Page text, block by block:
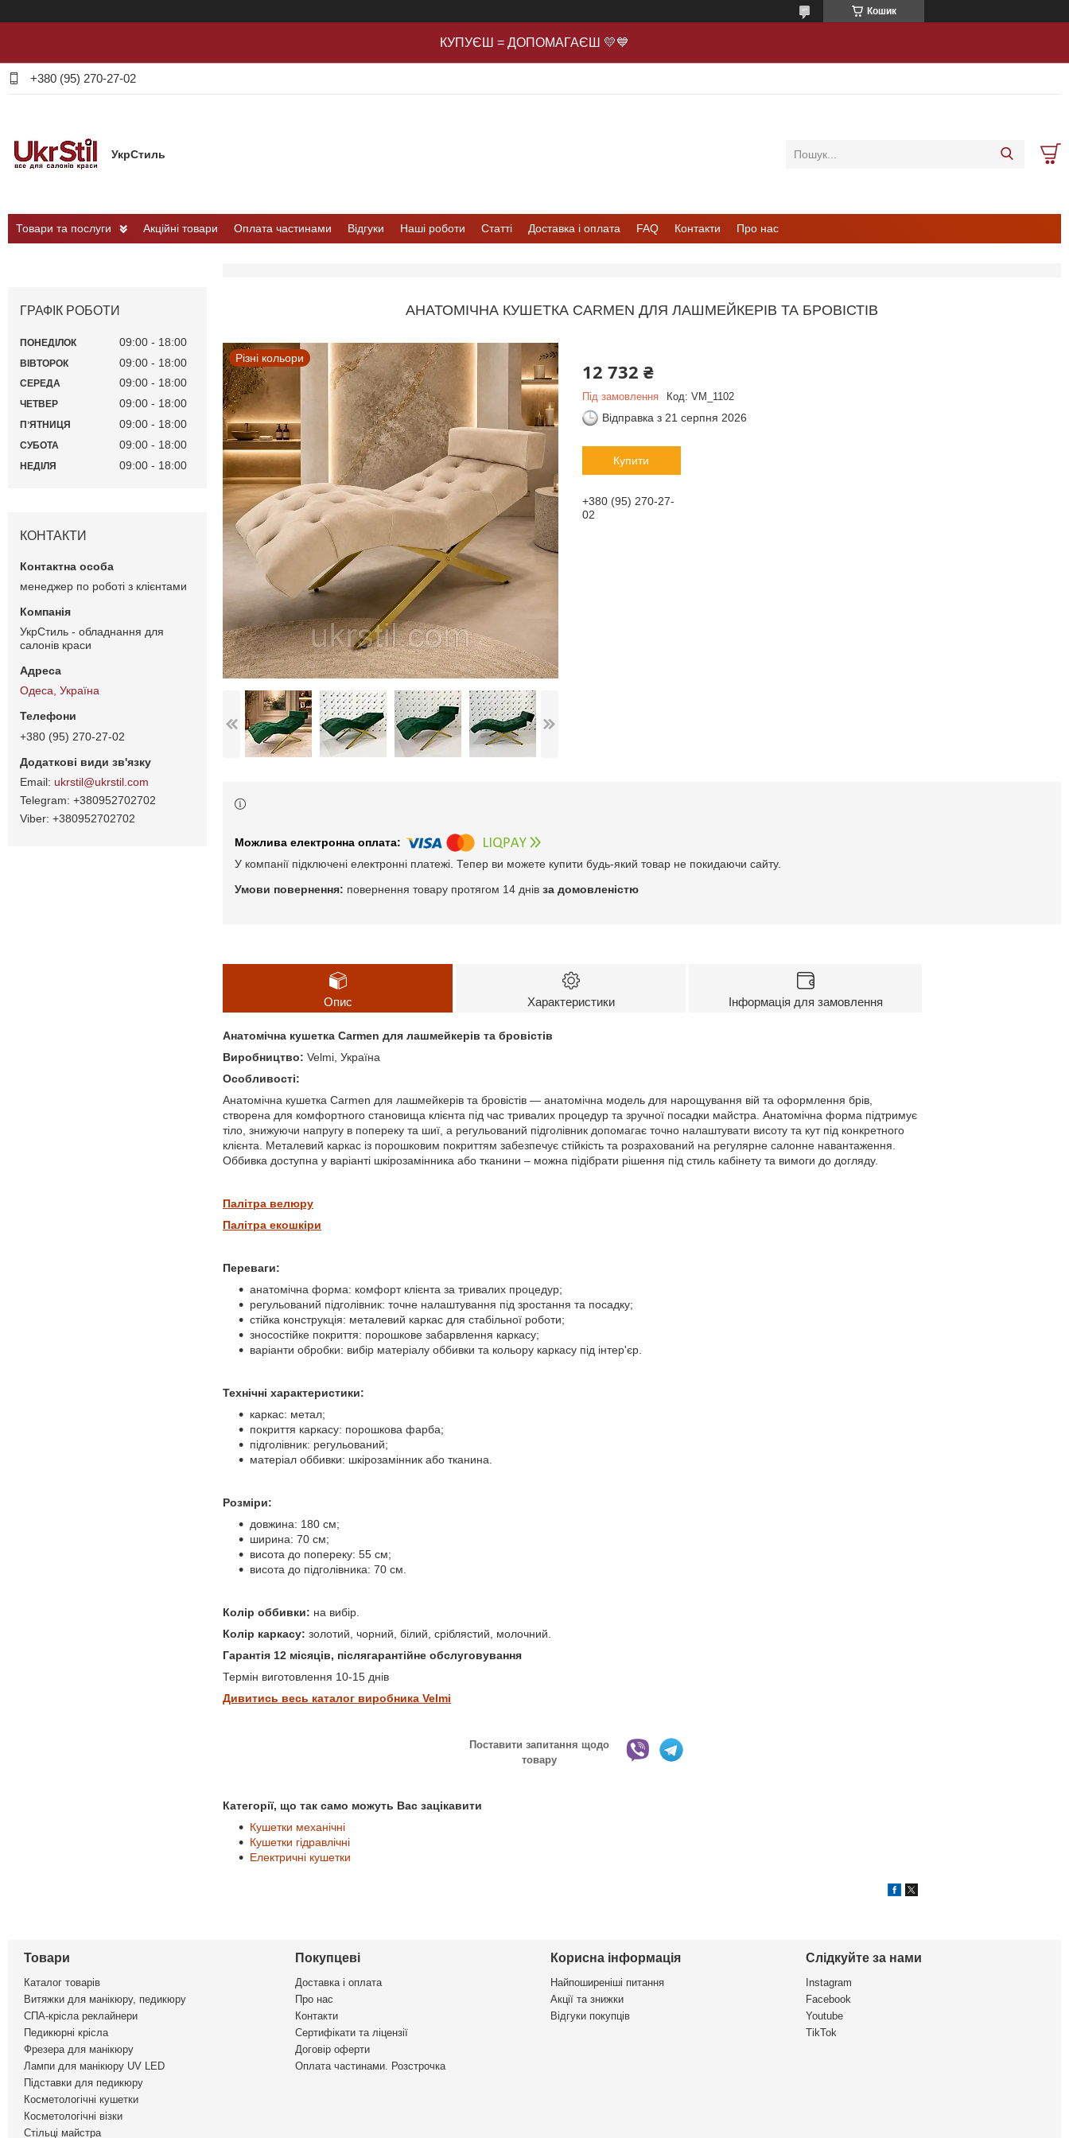
Кошик
КУПУЄШ = ДОПОМАГАЄШ 💛💙
+380 (95) 270-27-02
УкрСтиль
Товари та послуги Акційні товари Оплата частинами Відгуки Наші роботи Статті Доставка і оплата FAQ Контакти Про нас
АНАТОМІЧНА КУШЕТКА CARMEN ДЛЯ ЛАШМЕЙКЕРІВ ТА БРОВІСТІВ
Різні кольори
12 732 ₴
Під замовлення Код: VM_1102
Відправка з 21 серпня 2026
Купити
+380 (95) 270-27-
02
У компанії підключені електронні платежі. Тепер ви можете купити будь-який товар не покидаючи сайту.
повернення товару протягом 14 днів за домовленістю
Опис Характеристики Інформація для замовлення
Анатомічна кушетка Carmen для лашмейкерів та бровістів
Виробництво: Velmi, Україна
Особливості:
Анатомічна кушетка Carmen для лашмейкерів та бровістів — анатомічна модель для нарощування вій та оформлення брів,
створена для комфортного становища клієнта під час тривалих процедур та зручної посадки майстра. Анатомічна форма підтримує
тіло, знижуючи напругу в попереку та шиї, а регульований підголівник допомагає точно налаштувати висоту та кут під конкретного
клієнта. Металевий каркас із порошковим покриттям забезпечує стійкість та розрахований на регулярне салонне навантаження.
Оббивка доступна у варіанті шкірозамінника або тканини – можна підібрати рішення під стиль кабінету та вимоги до догляду.
Палітра велюру
Палітра екошкіри
Переваги:
анатомічна форма: комфорт клієнта за тривалих процедур;
регульований підголівник: точне налаштування під зростання та посадку;
стійка конструкція: металевий каркас для стабільної роботи;
зносостійке покриття: порошкове забарвлення каркасу;
варіанти обробки: вибір матеріалу оббивки та кольору каркасу під інтер'єр.
Технічні характеристики:
каркас: метал;
покриття каркасу: порошкова фарба;
підголівник: регульований;
матеріал оббивки: шкірозамінник або тканина.
Розміри:
довжина: 180 см;
ширина: 70 см;
висота до попереку: 55 см;
висота до підголівника: 70 см.
Колір оббивки: на вибір.
Колір каркасу: золотий, чорний, білий, сріблястий, молочний.
Гарантія 12 місяців, післягарантійне обслуговування
Термін виготовлення 10-15 днів
Дивитись весь каталог виробника Velmi
Поставити запитання щодо
товару
Категорії, що так само можуть Вас зацікавити
Кушетки механічні
Кушетки гідравлічні
Електричні кушетки
ГРАФІК РОБОТИ
ПОНЕДІЛОК 09:00 18:00
ВІВТОРОК 09:00 18:00
СЕРЕДА 09:00 18:00
ЧЕТВЕР 09:00 18:00
ПʼЯТНИЦЯ 09:00 18:00
СУБОТА 09:00 18:00
НЕДІЛЯ 09:00 18:00
КОНТАКТИ
менеджер по роботі з клієнтами
УкрСтиль - обладнання для
салонів краси
Одеса, Україна
+380 (95) 270-27-02
ukrstil@ukrstil.com
+380952702702
+380952702702
Товари
Каталог товарів
Витяжки для манікюру, педикюру
СПА-крісла реклайнери
Педикюрні крісла
Фрезера для манікюру
Лампи для манікюру UV LED
Підставки для педикюру
Косметологічні кушетки
Косметологічні візки
Стільці майстра
Покупцеві
Доставка і оплата
Про нас
Контакти
Сертифікати та ліцензії
Договір оферти
Оплата частинами. Розстрочка
Корисна інформація
Найпоширеніші питання
Акції та знижки
Відгуки покупців
Слідкуйте за нами
Instagram
Facebook
Youtube
TikTok